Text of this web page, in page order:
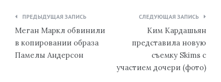
Навигация
по
записям
ПРЕДЫДУЩАЯ ЗАПИСЬ
Меган Маркл обвинили
в копировании образа
Памелы Андерсон
СЛЕДУЮЩАЯ ЗАПИСЬ
Ким Кардашьян
представила новую
съемку Skims с
участием дочери (фото)